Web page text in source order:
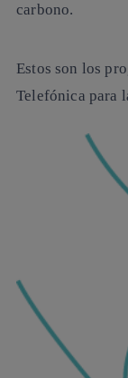
carbono.
Estos son los
Telefónica para